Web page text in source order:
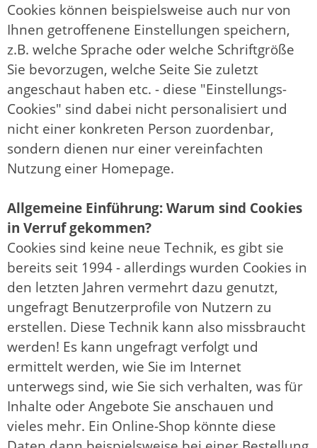
Cookies können beispielsweise auch nur von
Ihnen getroffenene Einstellungen speichern,
z.B. welche Sprache oder welche Schriftgröße
Sie bevorzugen, welche Seite Sie zuletzt
angeschaut haben etc. - diese "Einstellungs-
Cookies" sind dabei nicht personalisiert und
nicht einer konkreten Person zuordenbar,
sondern dienen nur einer vereinfachten
Nutzung einer Homepage.
Allgemeine Einführung: Warum sind Cookies
in Verruf gekommen?
Cookies sind keine neue Technik, es gibt sie
bereits seit 1994 - allerdings wurden Cookies in
den letzten Jahren vermehrt dazu genutzt,
ungefragt Benutzerprofile von Nutzern zu
erstellen. Diese Technik kann also missbraucht
werden! Es kann ungefragt verfolgt und
ermittelt werden, wie Sie im Internet
unterwegs sind, wie Sie sich verhalten, was für
Inhalte oder Angebote Sie anschauen und
vieles mehr. Ein Online-Shop könnte diese